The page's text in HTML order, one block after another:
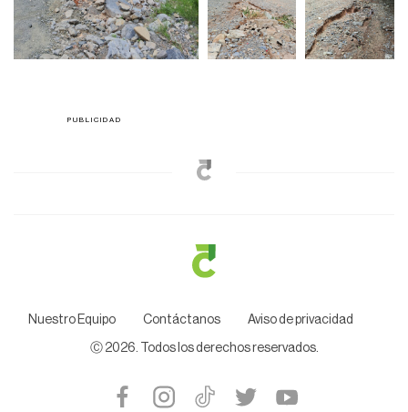
Nuestro Equipo Contáctanos Aviso de privacidad
Ⓒ 2026. Todos los derechos reservados.